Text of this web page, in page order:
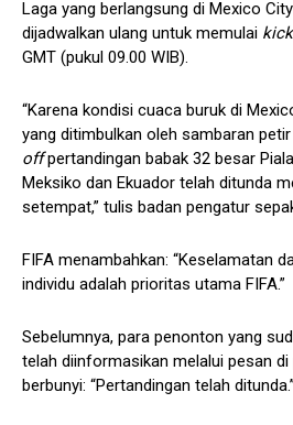
Laga yang berlangsung di Mexico
dijadwalkan ulang untuk memulai
GMT (pukul 09.00 WIB).
“Karena kondisi cuaca buruk di
yang ditimbulkan oleh sambaran
offpertandingan babak 32 besar
Meksiko dan Ekuador telah ditunda
setempat,” tulis badan pengatur
FIFA menambahkan: “Keselamatan
individu adalah prioritas utama FIFA.”
Sebelumnya, para penonton yang
telah diinformasikan melalui pesan di
berbunyi: “Pertandingan telah ditunda.”